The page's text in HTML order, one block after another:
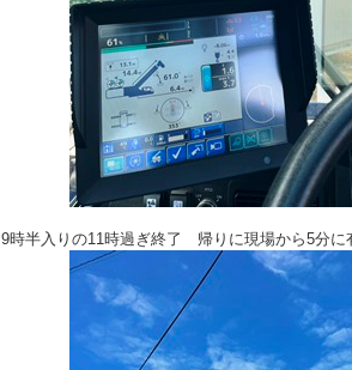
9時半入りの11時過ぎ終了 帰りに現場から5分に